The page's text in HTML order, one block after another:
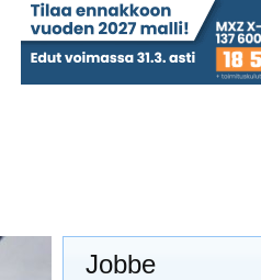
Jobbe